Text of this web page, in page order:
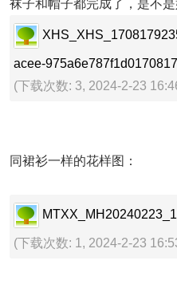
袜子和帽子都完成了，是不是
acee-
(下载次数: 3, 2024-2-23
同裙衫一样的花样图：
(下载次数: 1, 2024-2-23